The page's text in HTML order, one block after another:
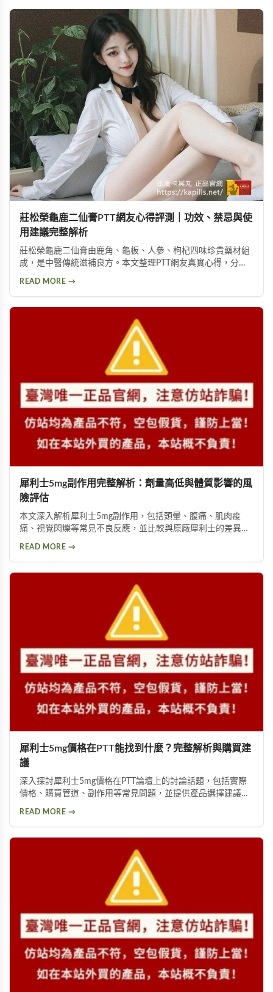
莊松榮龜鹿二仙膏PTT網友心得評測｜功效、禁忌與使
用建議完整解析
莊松榮龜鹿二仙膏由鹿角、龜板、人參、枸杞四味珍貴藥材組
成，是中醫傳統滋補良方。本文整理PTT網友真實心得，分析
READ MORE →
犀利士5mg副作用完整解析：劑量高低與體質影響的風
險評估
本文深入解析犀利士5mg副作用，包括頭暈、腹痛、肌肉痠
痛、視覺閃爍等常見不良反應，並比較與原廠犀利士的差異。
READ MORE →
犀利士5mg價格在PTT能找到什麼？完整解析與購買建
議
深入探討犀利士5mg價格在PTT論壇上的討論話題，包括實際
價格、購買管道、副作用等常見問題，並提供產品選擇建議，
READ MORE →